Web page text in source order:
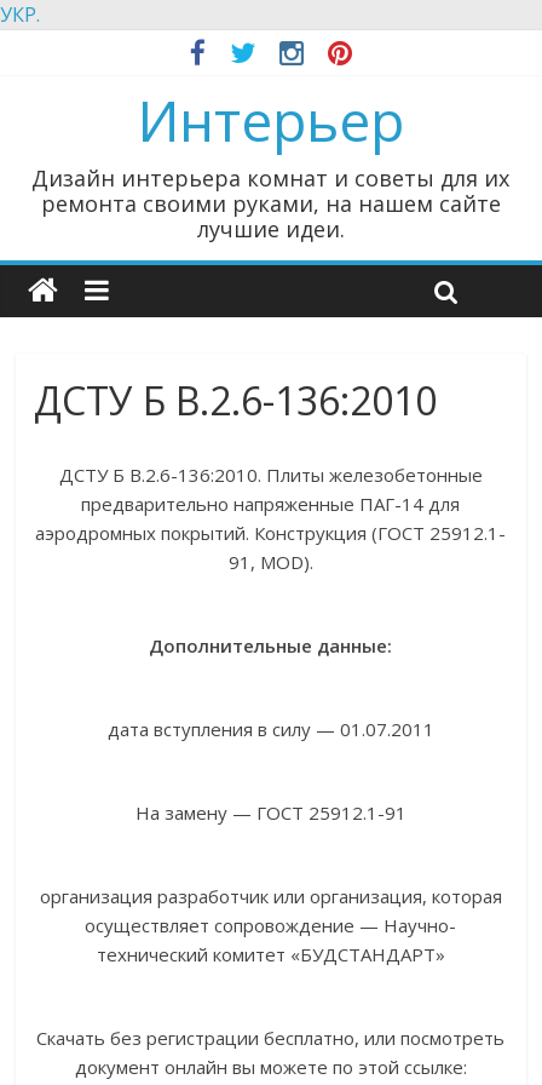
УКР.
Интерьер
Дизайн интерьера комнат и советы для их
ремонта своими руками, на нашем сайте
лучшие идеи.
ДСТУ Б В.2.6-136:2010
ДСТУ Б В.2.6-136:2010. Плиты железобетонные
предварительно напряженные ПАГ-14 для
аэродромных покрытий. Конструкция (ГОСТ 25912.1-
91, MOD).
Дополнительные данные:
дата вступления в силу — 01.07.2011
На замену — ГОСТ 25912.1-91
организация разработчик или организация, которая
осуществляет сопровождение — Научно-
технический комитет «БУДСТАНДАРТ»
Скачать без регистрации бесплатно, или посмотреть
документ онлайн вы можете по этой ссылке: